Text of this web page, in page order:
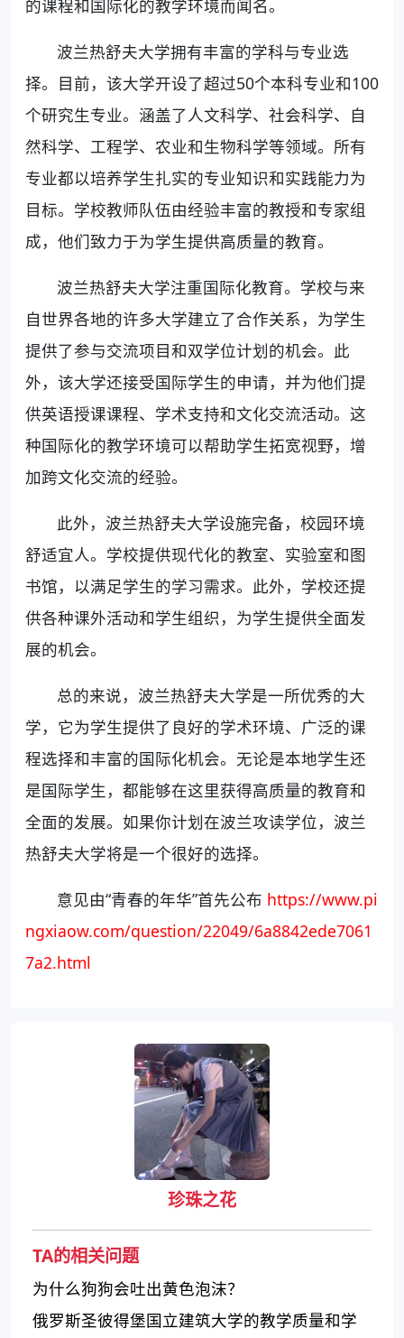
的课程和国际化的教学环境而闻名。
波兰热舒夫大学拥有丰富的学科与专业选
择。目前，该大学开设了超过50个本科专业和100
个研究生专业。涵盖了人文科学、社会科学、自
然科学、工程学、农业和生物科学等领域。所有
专业都以培养学生扎实的专业知识和实践能力为
目标。学校教师队伍由经验丰富的教授和专家组
成，他们致力于为学生提供高质量的教育。
波兰热舒夫大学注重国际化教育。学校与来
自世界各地的许多大学建立了合作关系，为学生
提供了参与交流项目和双学位计划的机会。此
外，该大学还接受国际学生的申请，并为他们提
供英语授课课程、学术支持和文化交流活动。这
种国际化的教学环境可以帮助学生拓宽视野，增
加跨文化交流的经验。
此外，波兰热舒夫大学设施完备，校园环境
舒适宜人。学校提供现代化的教室、实验室和图
书馆，以满足学生的学习需求。此外，学校还提
供各种课外活动和学生组织，为学生提供全面发
展的机会。
总的来说，波兰热舒夫大学是一所优秀的大
学，它为学生提供了良好的学术环境、广泛的课
程选择和丰富的国际化机会。无论是本地学生还
是国际学生，都能够在这里获得高质量的教育和
全面的发展。如果你计划在波兰攻读学位，波兰
热舒夫大学将是一个很好的选择。
意见由“青春的年华”首先公布 https://www.pi
ngxiaow.com/question/22049/6a8842ede7061
7a2.html
珍珠之花
TA的相关问题
为什么狗狗会吐出黄色泡沫？
俄罗斯圣彼得堡国立建筑大学的教学质量和学